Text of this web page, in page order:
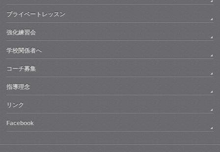
プライベートレッスン
強化練習会
学校関係者へ
コーチ募集
指導理念
リンク
Facebook